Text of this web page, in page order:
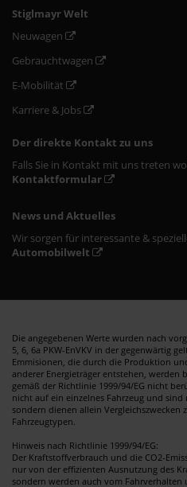
Stiglmayr Welt
Neuwagen
Gebrauchtwagen
E-Mobilität
Karriere & Jobs
Der direkte Kontakt zu uns
Falls Sie in Kontakt mit uns treten
Kontaktformular
News und Aktuelles
Wir sorgen für interessante &
Automobilwelt
Die angegebenen Werte wurden nach
5, 6, 6a PKW-EnVKV in der gegenwärtig
Emmisionen, die durch die Produktion
anderer Energieträger entstehen, werden
gemäß der Richtlinie 1999/94/EG nicht
nicht auf ein einzelnes Fahrzeug und
sondern dienen allein Vergleichszwecken
Fahrzeugtypen.
Hinweis nach Richtlinie 1999/94/EG:
Der Kraftstoffverbrauch und die CO2-
nur von der effizienten Ausnutzung des
sondern werden auch vom